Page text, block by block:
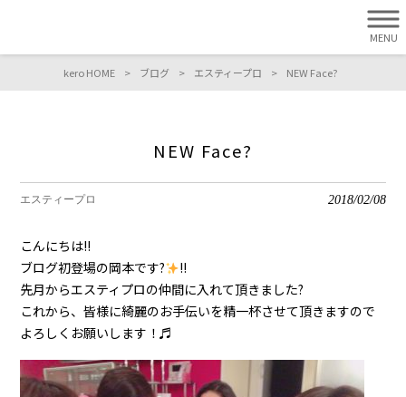
MENU
kero HOME > ブログ > エスティープロ > NEW Face?
NEW Face?
エスティープロ 2018/02/08
こんにちは!!
ブログ初登場の岡本です?
!!
先月からエスティプロの仲間に入れて頂きました?
これから、皆様に綺麗のお手伝いを精一杯させて頂きますので
よろしくお願いします！♬